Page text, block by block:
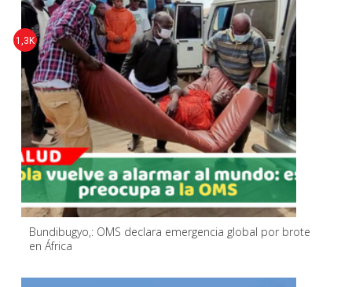
Bundibugyo,: OMS declara emergencia global por brote
en África
1,3K